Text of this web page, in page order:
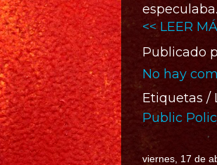
<< LEER
Publicado
No hay
Etiquetas /
Public
viernes, 17 de